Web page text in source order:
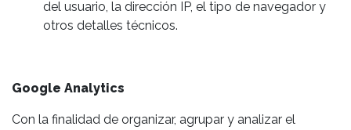
del usuario, la dirección IP, el tipo de navegador y
otros detalles técnicos.
Google Analytics
Con la finalidad de organizar, agrupar y analizar el